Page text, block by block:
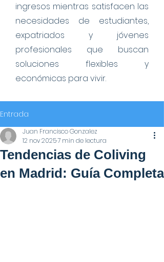
ingresos mientras satisfacen las
necesidades de estudiantes,
expatriados y jóvenes
profesionales que buscan
soluciones flexibles y
económicas para vivir.
Entrada
Tendencias de Coliving
en Madrid: Guía Completa
Juan Francisco Gonzalez
12 nov 20257 min de lectura